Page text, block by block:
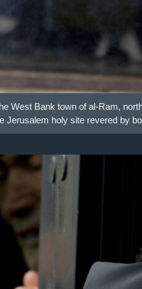
West Bank town of al-Ram,
Jerusalem holy site revered by